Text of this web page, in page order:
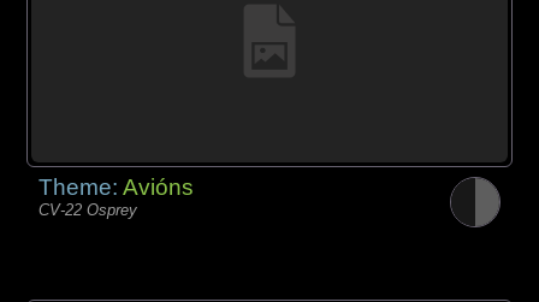
Theme:Avións
CV-22 Osprey